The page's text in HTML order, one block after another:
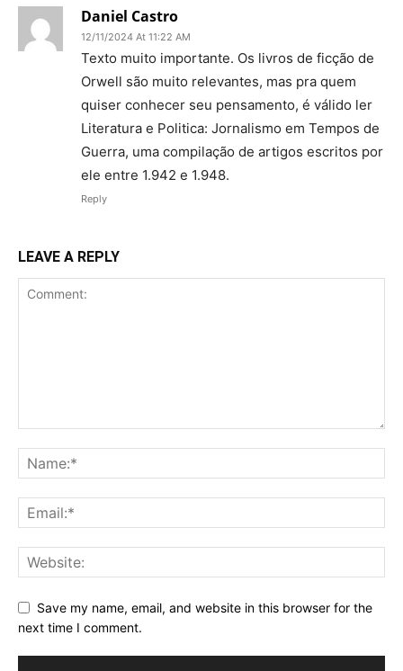
Daniel Castro
12/11/2024 At 11:22 AM
Texto muito importante. Os livros de ficção de
Orwell são muito relevantes, mas pra quem
quiser conhecer seu pensamento, é válido ler
Literatura e Politica: Jornalismo em Tempos de
Guerra, uma compilação de artigos escritos por
ele entre 1.942 e 1.948.
Reply
LEAVE A REPLY
Save my name, email, and website in this browser for the
next time I comment.